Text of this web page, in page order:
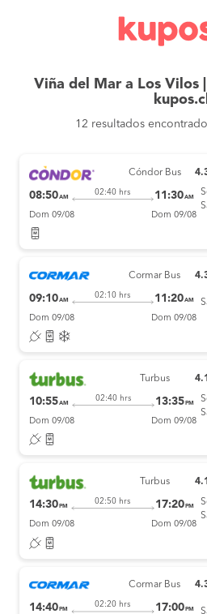
Viña del Mar a Los Vilos
kupos.cl
12 resultados
Cóndor Bus
08:50AM
02:40 hrs 11:30AM
Dom 09/08 Dom 09/08
Cormar Bus
09:10AM
02:10 hrs 11:20AM
Dom 09/08 Dom 09/08
Turbus 4.1
10:55AM
02:40 hrs 13:35 PM
Dom 09/08 Dom 09/08
Turbus 4.1
14:30 PM
02:50 hrs 17:20 PM
Dom 09/08 Dom 09/08
Cormar Bus
14:40 PM
02:20 hrs 17:00 PM